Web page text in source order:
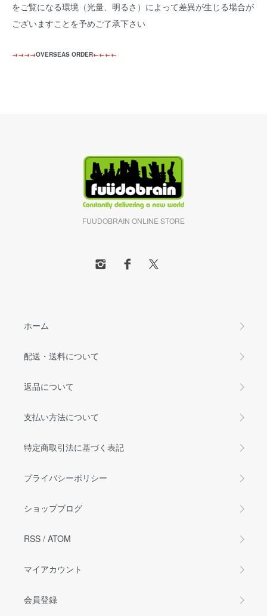
をご覧になる環境（光量、明るさ）によって差異が生じる場合が
ございますことを予めご了承下さい
→→→→OVERSEAS ORDER←←←←
FUUDOBRAIN ONLINE STORE
ホーム
配送・送料について
返品について
支払い方法について
特定商取引法に基づく表記
プライバシーポリシー
ショップブログ
RSS / ATOM
マイアカウント
会員登録